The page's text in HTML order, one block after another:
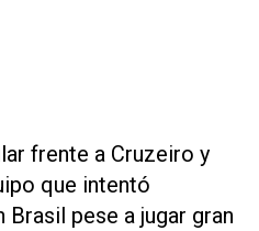
frente a Cruzeiro y
que intentó
pese a jugar gran